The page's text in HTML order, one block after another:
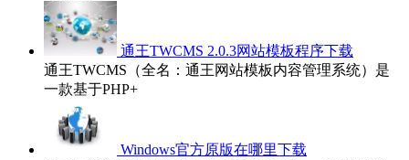
通王TWCMS 2.0.3网站模板程序下载
通王TWCMS（全名：通王网站模板内容管理系统）是
一款基于PHP+
Windows官方原版在哪里下载